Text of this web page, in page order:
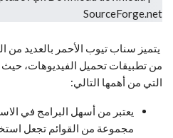
يتميز سناب تيوب الأحمر بالعديد من
من تطبيقات تحميل الفيديوهات، حيث
التي من أهمها التالي:
يعتبر من أسهل البرامج في
مجموعة من القوائم تجعل